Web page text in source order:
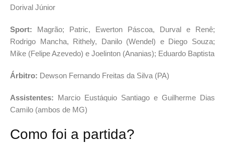
Dorival Júnior
Sport: Magrão; Patric, Ewerton Páscoa, Durval e Renê;
Rodrigo Mancha, Rithely, Danilo (Wendel) e Diego Souza;
Mike (Felipe Azevedo) e Joelinton (Ananias); Eduardo Baptista
Árbitro: Dewson Fernando Freitas da Silva (PA)
Assistentes: Marcio Eustáquio Santiago e Guilherme Dias
Camilo (ambos de MG)
Como foi a partida?